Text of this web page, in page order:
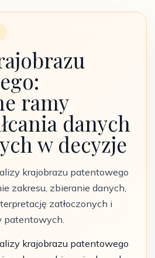
ramy
danych
w decyzje
krajobrazu patentowego
zakresu, zbieranie danych,
zatłoczonych i
patentowych.
krajobrazu patentowego